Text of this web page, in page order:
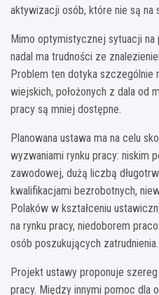
aktywizacji osób, które nie są na
Mimo optymistycznej sytuacji na
nadal ma trudności ze
Problem ten dotyka szczególnie
wiejskich, położonych z dala od
pracy są mniej dostępne.
Planowana ustawa ma na celu
wyzwaniami rynku pracy: niskim
zawodowej, dużą liczbą
kwalifikacjami bezrobotnych,
Polaków w kształceniu
na rynku pracy, niedoborem
osób poszukujących zatrudnienia.
Projekt ustawy proponuje
pracy. Między innymi pomoc dla